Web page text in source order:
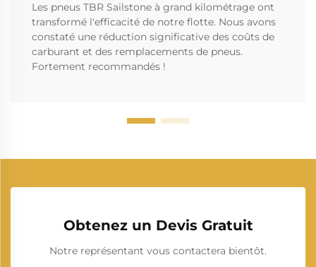
Les pneus TBR Sailstone à grand kilométrage ont
transformé l'efficacité de notre flotte. Nous avons
constaté une réduction significative des coûts de
carburant et des remplacements de pneus.
Fortement recommandés !
Obtenez un Devis Gratuit
Notre représentant vous contactera bientôt.